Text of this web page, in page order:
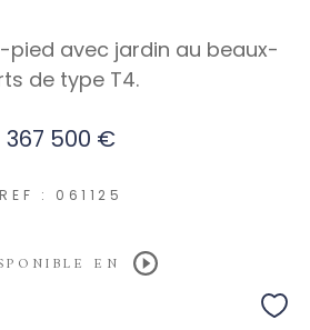
pied avec jardin au beaux-
de type T4.
367 500 €
REF : 061125
EN